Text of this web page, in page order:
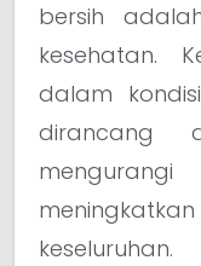
bersih
kesehatan.
dalam
dirancang
keseluruhan.